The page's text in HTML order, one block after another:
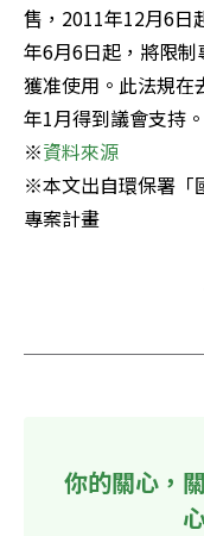
售，2011年12月6日
年6月6日起，將限
獲准使用。此法規在
年1月得到議會支持。
※
※本文出自環保署「
專案計畫
你的關心，